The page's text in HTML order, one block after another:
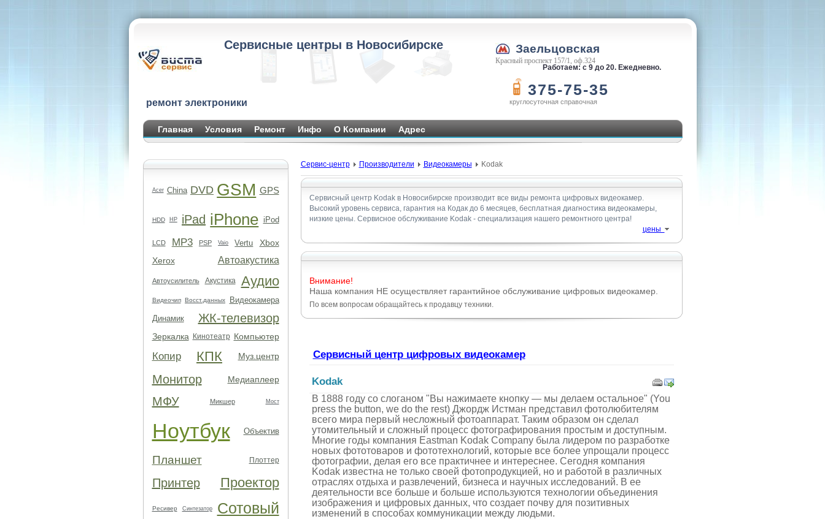
Сервисные центры в Новосибирске
ремонт электроники
Заельцовская
Красный проспект 157/1, оф.324
Работаем: с 9 до 20. Ежедневно.
375-75-35
круглосуточная справочная
Главная Условия Ремонт Инфо О Компании Адрес
Acer China DVD GSM GPS
HDD HP iPad iPhone iPod
LCD MP3 PSP Vaio Vertu
Xbox
Xerox
Автоакустика
Автоусилитель Акустика Аудио
Видеочип Восст.данных
Видеокамера
Динамик
ЖК-телевизор
Зеркалка Кинотеатр Компьютер
Копир КПК Муз.центр
Монитор Медиаплеер
МФУ Микшер Мост
Ноутбук Объектив
Планшет Плоттер
Принтер Проектор
Ресивер Синтезатор Сотовый
Сервис-центр Производители Видеокамеры Kodak
Сервисный центр Kodak в Новосибирске производит все виды ремонта цифровых видеокамер.
Высокий уровень сервиса, гарантия на Кодак до 6 месяцев, бесплатная диагностика видеокамеры,
низкие цены. Сервисное обслуживание Kodak - специализация нашего ремонтного центра!
цены
Внимание!
Наша компания НЕ осуществляет гарантийное обслуживание цифровых видеокамер.
По всем вопросам обращайтесь к продавцу техники.
Сервисный центр цифровых видеокамер
Kodak
В 1888 году со слоганом "Вы нажимаете кнопку — мы делаем остальное" (You
press the button, we do the rest) Джордж Истман представил фотолюбителям
всего мира первый несложный фотоаппарат. Таким образом он сделал
утомительный и сложный процесс фотографирования простым и доступным.
Многие годы компания Eastman Kodak Company была лидером по разработке
новых фототоваров и фототехнологий, которые все более упрощали процесс
фотографии, делая его все практичнее и интереснее. Сегодня компания
Kodak известна не только своей фотопродукцией, но и работой в различных
отраслях отдыха и развлечений, бизнеса и научных исследований. В ее
деятельности все больше и больше используются технологии объединения
изображения и цифровых данных, что создает почву для позитивных
изменений в способах коммуникации между людьми.